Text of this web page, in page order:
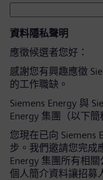
資料隱私聲明
應徵候選者您好：
感謝您有興趣應徵
的工作職缺。
Siemens Energy 與
Energy 集團（以下簡
您現在已向 Siemens
步。我們邀請您完成
Energy 集團所有相
個人簡介資料讓招募